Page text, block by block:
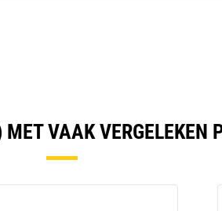
VAAK VERGELEKEN